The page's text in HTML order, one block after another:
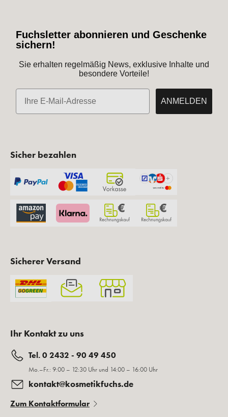
Fuchsletter abonnieren und Geschenke
sichern!
Sie erhalten regelmäßig News, exklusive Inhalte und
besondere Vorteile!
E-Mail
ANMELDEN
Sicher bezahlen
Sicherer Versand
Ihr Kontakt zu uns
Tel. 0 2432 - 90 49 450
Mo.–Fr.: 9:00 – 12:30 Uhr und 14:00 – 16:00 Uhr
kontakt@kosmetikfuchs.de
Zum Kontaktformular